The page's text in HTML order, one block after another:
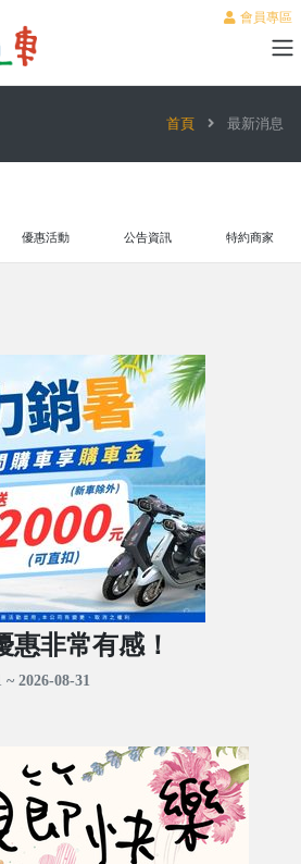
會員專區
首頁 最新消息
優惠活動 公告資訊 特約商家
惠非常有感！
2026-08-31